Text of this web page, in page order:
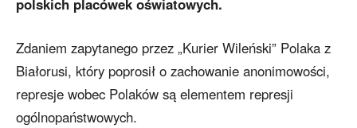
polskich placówek oświatowych.
Zdaniem zapytanego przez „Kurier Wileński” Polaka z
Białorusi, który poprosił o zachowanie anonimowości,
represje wobec Polaków są elementem represji
ogólnopaństwowych.